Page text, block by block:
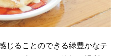
じることのできる緑豊かなテ